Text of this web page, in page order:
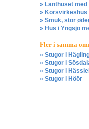
» Lanthuset
» Korsvirkeshus
» Smuk, stor
» Hus i Yngsjö
Fler i samma
» Stugor i
» Stugor i
» Stugor i
» Stugor i Höör